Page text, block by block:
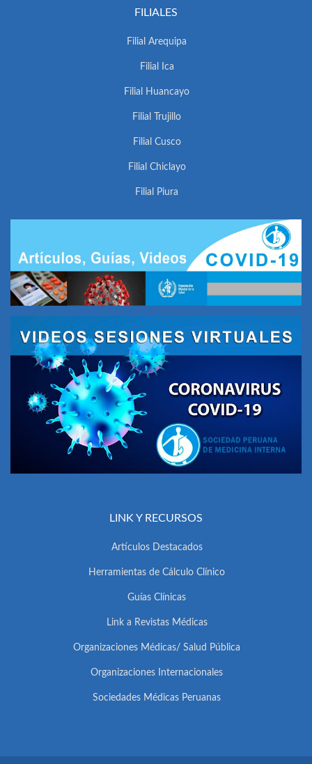
FILIALES
Filial Arequipa
Filial Ica
Filial Huancayo
Filial Trujillo
Filial Cusco
Filial Chiclayo
Filial Piura
LINK Y RECURSOS
Artículos Destacados
Herramientas de Cálculo Clínico
Guías Clínicas
Link a Revistas Médicas
Organizaciones Médicas/ Salud Pública
Organizaciones Internacionales
Sociedades Médicas Peruanas